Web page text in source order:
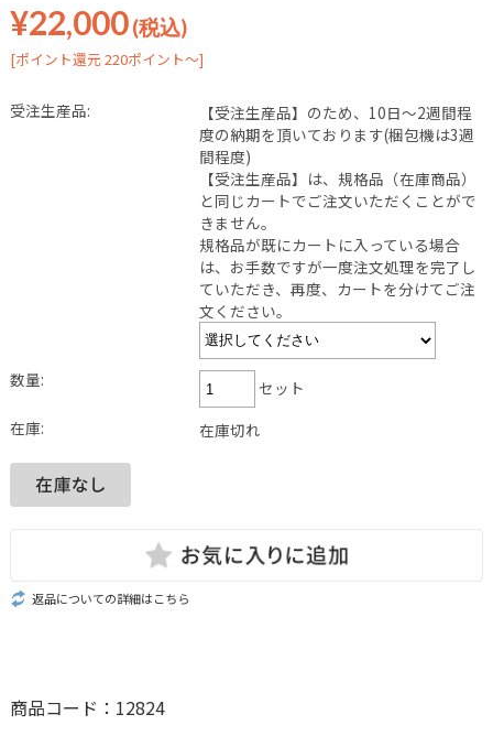
¥22,000(税込)
[ポイント還元 220ポイント～]
受注生産品:
【受注生産品】のため、10日～2週間程
度の納期を頂いております(梱包機は3週
間程度)
【受注生産品】は、規格品（在庫商品）
と同じカートでご注文いただくことがで
きません。
規格品が既にカートに入っている場合
は、お手数ですが一度注文処理を完了し
ていただき、再度、カートを分けてご注
文ください。
数量:
セット
在庫:
在庫切れ
返品についての詳細はこちら
商品コード：12824